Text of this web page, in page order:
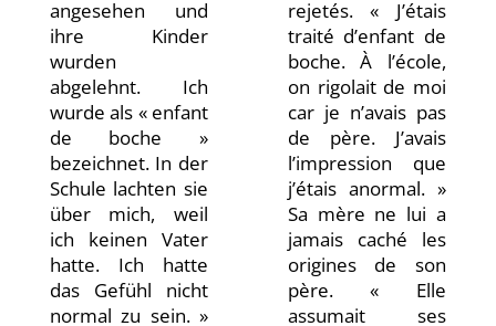
angesehen und
ihre Kinder
wurden
abgelehnt. Ich
wurde als « enfant
de boche »
bezeichnet. In der
Schule lachten sie
über mich, weil
ich keinen Vater
hatte. Ich hatte
das Gefühl nicht
normal zu sein. »
rejetés. « J’étais
traité d’enfant de
boche. À l’école,
on rigolait de moi
car je n’avais pas
de père. J’avais
l’impression que
j’étais anormal. »
Sa mère ne lui a
jamais caché les
origines de son
père. « Elle
assumait ses